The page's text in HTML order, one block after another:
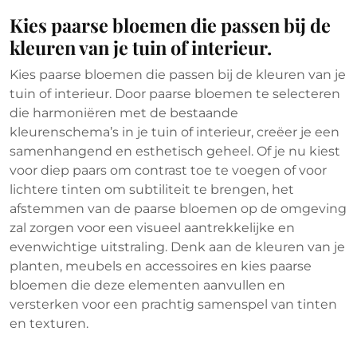
Kies paarse bloemen die passen bij de
kleuren van je tuin of interieur.
Kies paarse bloemen die passen bij de kleuren van je
tuin of interieur. Door paarse bloemen te selecteren
die harmoniëren met de bestaande
kleurenschema’s in je tuin of interieur, creëer je een
samenhangend en esthetisch geheel. Of je nu kiest
voor diep paars om contrast toe te voegen of voor
lichtere tinten om subtiliteit te brengen, het
afstemmen van de paarse bloemen op de omgeving
zal zorgen voor een visueel aantrekkelijke en
evenwichtige uitstraling. Denk aan de kleuren van je
planten, meubels en accessoires en kies paarse
bloemen die deze elementen aanvullen en
versterken voor een prachtig samenspel van tinten
en texturen.